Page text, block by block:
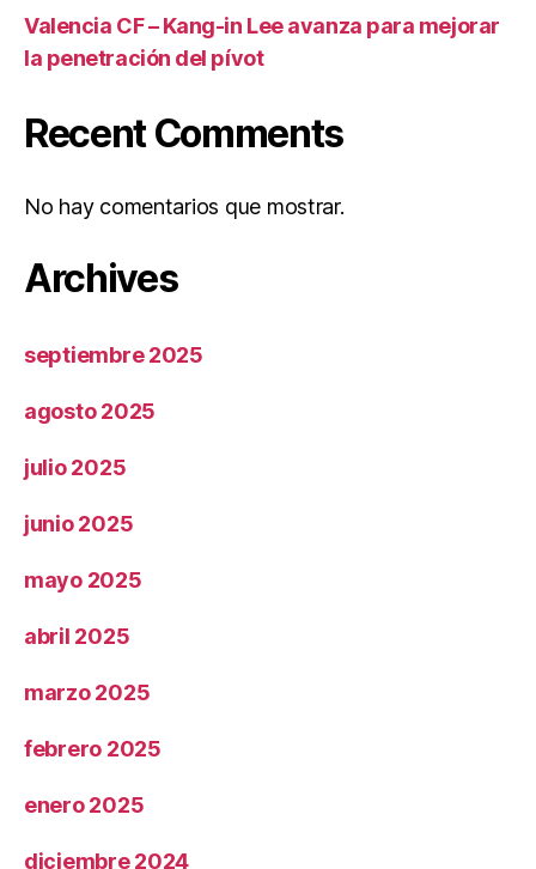
Valencia CF – Kang-in Lee avanza para mejorar
la penetración del pívot
Recent Comments
No hay comentarios que mostrar.
Archives
septiembre 2025
agosto 2025
julio 2025
junio 2025
mayo 2025
abril 2025
marzo 2025
febrero 2025
enero 2025
diciembre 2024